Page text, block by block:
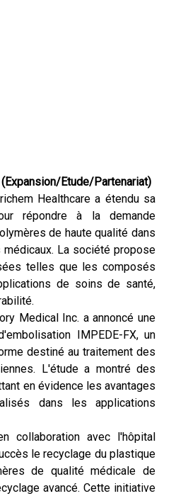
Etude/Partenariat)
Healthcare a étendu sa
répondre à la demande
de haute qualité dans
La société propose
telles que les composés
de soins de santé,
Medical Inc. a annoncé une
IMPEDE-FX, un
destiné au traitement des
L'étude a montré des
en évidence les avantages
dans les applications
collaboration avec l'hôpital
le recyclage du plastique
de qualité médicale de
avancé. Cette initiative